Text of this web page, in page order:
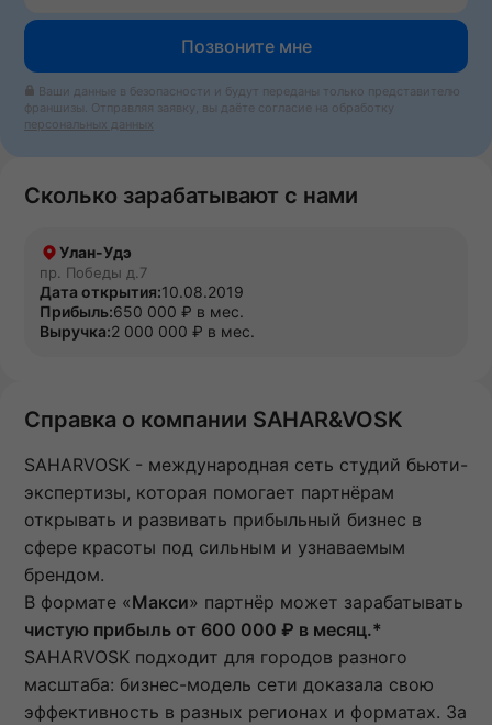
Позвоните мне
Ваши данные в безопасности и будут переданы только представителю
франшизы. Отправляя заявку, вы даёте согласие на обработку
персональных данных
Сколько зарабатывают с нами
Улан-Удэ
пр. Победы д.7
Дата открытия:10.08.2019
Прибыль:650 000 ₽ в мес.
Выручка:2 000 000 ₽ в мес.
Справка о компании SAHAR&VOSK
SAHARVOSK - международная сеть студий бьюти-
экспертизы, которая помогает партнёрам
открывать и развивать прибыльный бизнес в
сфере красоты под сильным и узнаваемым
брендом.
В формате «Макси» партнёр может зарабатывать
чистую прибыль от 600 000 ₽ в месяц.*
SAHARVOSK подходит для городов разного
масштаба: бизнес-модель сети доказала свою
эффективность в разных регионах и форматах. За